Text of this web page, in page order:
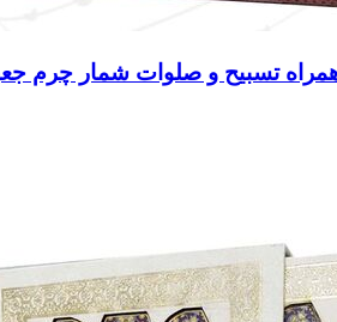
تسبیح و صلوات شمار چرم